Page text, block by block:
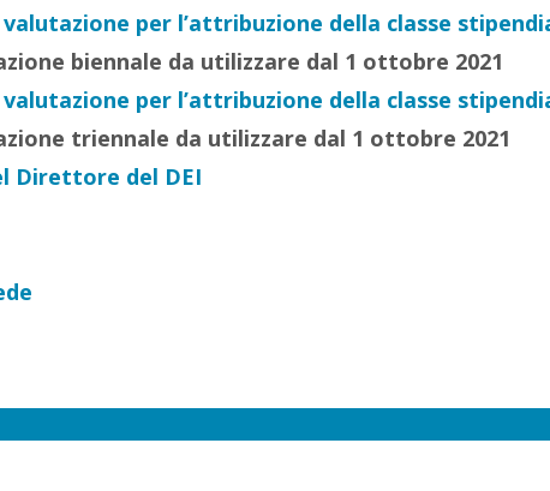
per l’attribuzione della classe
biennale da utilizzare dal 1 ottobre 2021
per l’attribuzione della classe
triennale da utilizzare dal 1 ottobre 2021
Direttore del DEI